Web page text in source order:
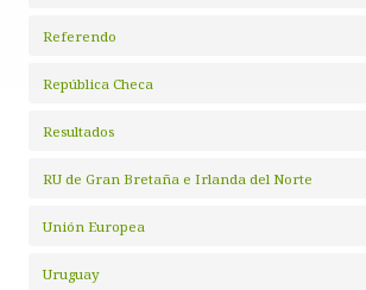
Referendo
República Checa
Resultados
RU de Gran Bretaña e Irlanda del Norte
Unión Europea
Uruguay